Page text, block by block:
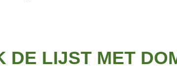
DE LIJST MET